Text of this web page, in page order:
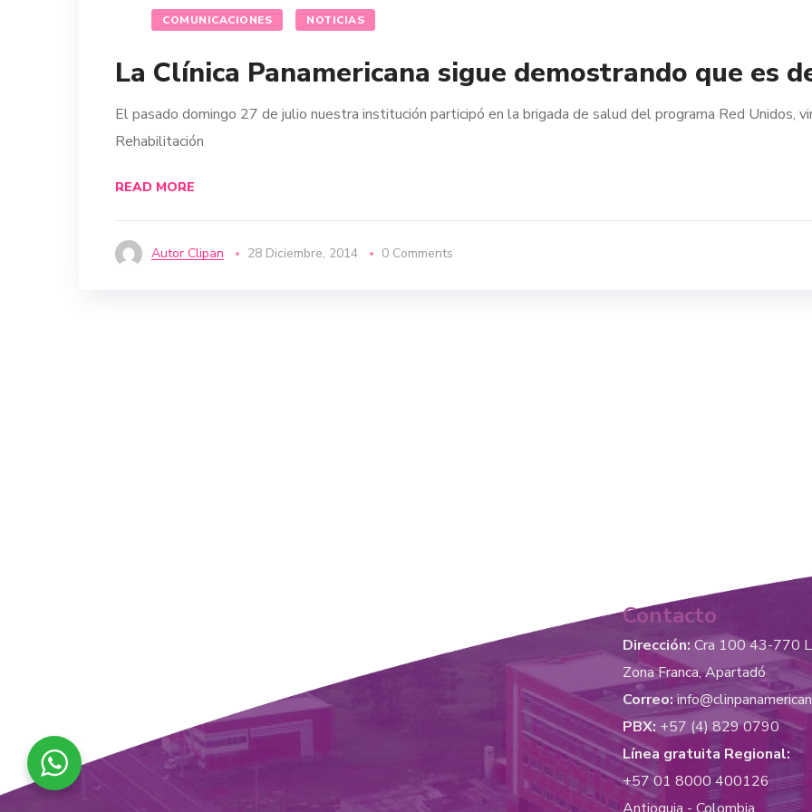
COMUNICACIONES NOTICIAS
La Clínica Panamericana sigue demostrando que es
El pasado domingo 27 de julio nuestra institución participó en la brigada de salud del programa Red Unidos,
Rehabilitación
READ MORE
Autor Clipan 28 Diciembre, 2014 0 Comments
Contacto
Dirección:Cra 100 43-770
Zona Franca, Apartadó
Correo:
PBX: +57 (4) 829 0790
Línea gratuita Regional:
+57 01 8000 400126